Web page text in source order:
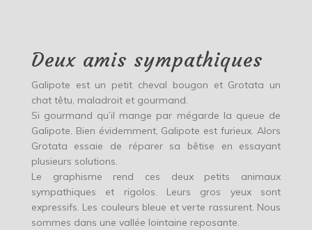
Deux amis sympathiques
Galipote est un petit cheval bougon et Grotata un
chat têtu, maladroit et gourmand.
Si gourmand qu’il mange par mégarde la queue de
Galipote. Bien évidemment, Galipote est furieux. Alors
Grotata essaie de réparer sa bêtise en essayant
plusieurs solutions.
Le graphisme rend ces deux petits animaux
sympathiques et rigolos. Leurs gros yeux sont
expressifs. Les couleurs bleue et verte rassurent. Nous
sommes dans une vallée lointaine reposante.